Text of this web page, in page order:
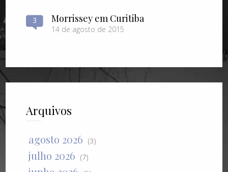
3 Morrissey em Curitiba
14 de agosto de 2015
Arquivos
agosto 2026 (3)
julho 2026 (7)